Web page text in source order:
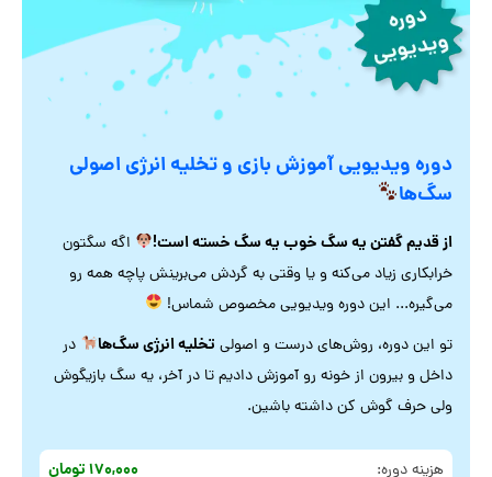
دوره ویدیویی آموزش بازی و تخلیه انرژی اصولی
سگ‌ها
از قدیم گفتن یه سگ خوب یه سگ خسته است!
اگه سگتون
خرابکاری زیاد می‌کنه و یا وقتی به گردش می‌برینش پاچه همه رو
می‌گیره... این دوره ویدیویی مخصوص شماس!
تو این دوره، روش‌های درست و اصولی تخلیه انرژی سگ‌ها
در
داخل و بیرون از خونه رو آموزش دادیم تا در آخر، یه سگ بازیگوش
ولی حرف گوش کن داشته باشین.
هزینه دوره: ۱۷۰,۰۰۰ تومان